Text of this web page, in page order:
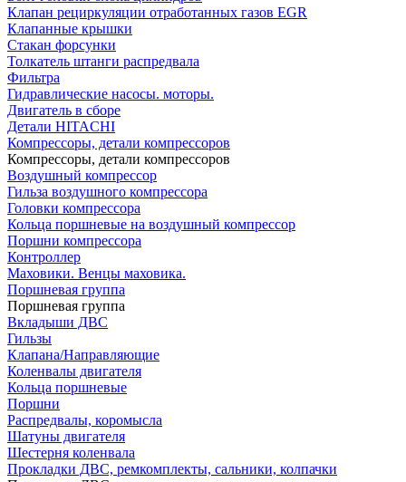
Клапан рециркуляции отработанных газов EGR
Клапанные крышки
Стакан форсунки
Толкатель штанги распредвала
Фильтра
Гидравлические насосы. моторы.
Двигатель в сборе
Детали HITACHI
Компрессоры, детали компрессоров
Компрессоры, детали компрессоров
Воздушный компрессор
Гильза воздушного компрессора
Головки компрессора
Кольца поршневые на воздушный компрессор
Поршни компрессора
Контроллер
Маховики. Венцы маховика.
Поршневая группа
Поршневая группа
Вкладыши ДВС
Гильзы
Клапана/Направляющие
Коленвалы двигателя
Кольца поршневые
Поршни
Распредвалы, коромысла
Шатуны двигателя
Шестерня коленвала
Прокладки ДВС, ремкомплекты, сальники, колпачки